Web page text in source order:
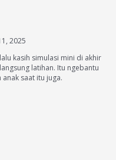
2025
kasih simulasi mini di akhir
latihan. Itu ngebantu
saat itu juga.